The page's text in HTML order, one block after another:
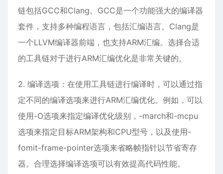
链包括GCC和Clang。GCC是一个功能强大的编译器
套件，支持多种编程语言，包括汇编语言。Clang是
一个LLVM编译器前端，也支持ARM汇编。选择合适
的工具链对于进行ARM汇编优化是非常关键的。
2. 编译选项：在使用工具链进行编译时，可以通过指
定不同的编译选项来进行ARM汇编优化。例如，可以
使用-O选项来指定编译优化级别，-march和-mcpu
选项来指定目标ARM架构和CPU型号，以及使用-
fomit-frame-pointer选项来省略帧指针以节省寄存
器。合理选择编译选项可以有效提高代码性能。